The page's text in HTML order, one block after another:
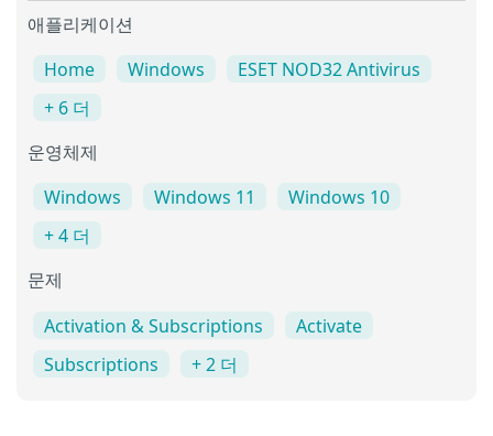
애플리케이션
Home Windows
ESET NOD32 Antivirus
+ 6 더
운영체제
Windows Windows 11
Windows 10
+ 4 더
문제
Activation & Subscriptions
Activate
Subscriptions
+ 2 더